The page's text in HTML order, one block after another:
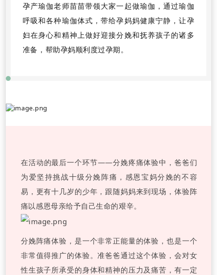
孕产瑜伽老师苗苗带领大家一起做瑜伽，通过瑜伽
呼吸和各种瑜伽体式，带给孕妈妈健康宁静，让孕
妇在身心和精神上做好迎接分娩和抚养孩子的诸多
准备，帮助孕妈顺利度过孕期。
在活动的最后一个环节——分娩疼痛体验中，爸爸们
为爱坚持挑战十级分娩阵痛，感恩宝妈分娩的不容
易，更有十几岁的少年，跟随妈妈来到现场，体验阵
痛以感恩母亲给予自己生命的艰辛。
分娩阵痛体验，是一个非常正能量的体验，也是一个
非常值得推广的体验。准爸爸通过这个体验，会对女
性生孩子所承受的身体和精神的压力及痛苦，有一定